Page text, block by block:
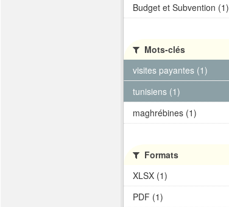
Budget et Subvention (1)
Mots-clés
visites payantes (1)
tunisiens (1)
maghrébines (1)
Formats
XLSX (1)
PDF (1)